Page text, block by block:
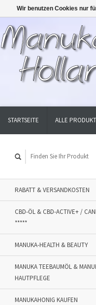
STARTSEITE ALLE
RABATT & VERSANDKOSTEN
CBD-ÖL & CBD-ACTIVE+ /
*****
MANUKA-HEALTH & BEAUTY
MANUKA TEEBAUMÖL &
HAUTPFLEGE
MANUKAHONIG KAUFEN
Wir benutzen Cookies nur